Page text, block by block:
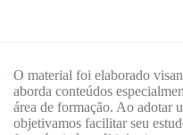
O material foi elaborado
aborda conteúdos
área de formação. Ao adotar
objetivamos facilitar seu